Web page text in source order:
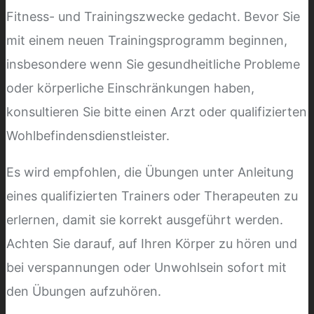
Fitness- und Trainingszwecke gedacht. Bevor Sie
mit einem neuen Trainingsprogramm beginnen,
insbesondere wenn Sie gesundheitliche Probleme
oder körperliche Einschränkungen haben,
konsultieren Sie bitte einen Arzt oder qualifizierten
Wohlbefindensdienstleister.
Es wird empfohlen, die Übungen unter Anleitung
eines qualifizierten Trainers oder Therapeuten zu
erlernen, damit sie korrekt ausgeführt werden.
Achten Sie darauf, auf Ihren Körper zu hören und
bei verspannungen oder Unwohlsein sofort mit
den Übungen aufzuhören.